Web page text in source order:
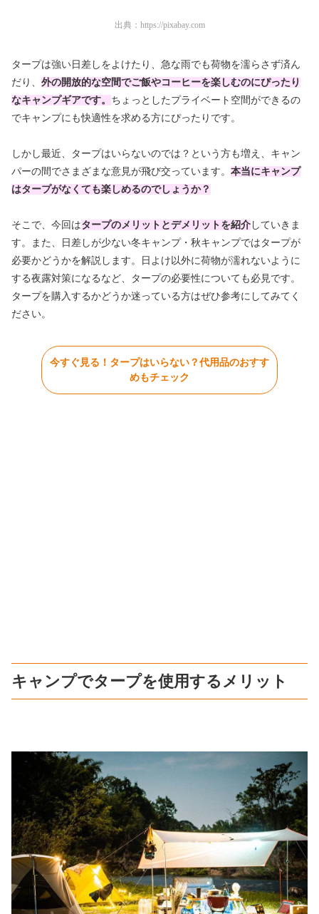
出典： https://pixabay.com
タープは強い日差しをよけたり、急な雨でも荷物を濡らさず済ん
だり、 外の開放的な空間でご飯やコーヒーを楽しむのにぴったり
なキャンプギアです。 ちょっとしたプライベート空間ができるの
でキャンプにも快適性を求める方にぴったりです。
しかし最近、タープはいらないのでは？という方も増え、キャン
パーの間でさまざまな意見が飛び交っています。 本当にキャンプ
はタープがなくても楽しめるのでしょうか？
そこで、今回はタープのメリットとデメリットを紹介 していきま
す。また、日差しが少ない冬キャンプ・秋キャンプでは タープが
必要かどうかを解説します。日よけ以外に荷物が濡れないように
する夜露対策になるなど、タープの必要性についても必見です。
タープを購入するかどうか迷っている方はぜひ参考にしてみてく
ださい。
今すぐ見る！タープはいらない？代用品のおすす
めもチェック
キャンプでタープを使用するメリット